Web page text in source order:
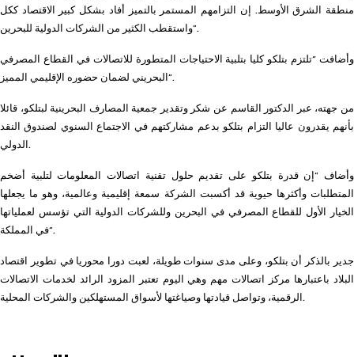
منطقة الشرق الأوسط. إن التزامهم المستمر بالتميز أفاد بشكل كبير الاقتصاد ككل
واستقطب الكثير من الشركات الدولية للبحرين”.
وأضافت “تلتزم بتلكو كليا بتلبية الاحتياجات المتطورة للاتصالات في القطاع المصرفي
البحريني لضمان حضوره الإقليمي المميز”.
من جهته، عبر الدكتور القاسم عن شكر وتقدير جمعية المصارف البحرينية لبتلكو، قائلا
بأنهم يقدرون عاليا التزام بتلكو بدعم مشاركتهم في الاجتماع السنوي لصندوق النقد
الدولي.
وأضاف “إن قدرة بتلكو على تقديم حلول تقنية اتصالات المعلومات لتلبية أضخم
المتطلبات وأكثرها حيوية قد أكسبت الشركة سمعة إقليمية وعالمية، وهو ما يجعلها
الخيار الأول للقطاع المصرفي في البحرين وللشركات الدولية التي تؤسس لعملياتها
في المملكة”.
جدير بالذكر أن بتلكو، وعلى مدى سنوات طويلة، لعبت دورا محوريا في تطوير اقتصاد
البلاد باعتبارها مركز اتصالات مهم وهي اليوم تعتبر المزود الرائد لخدمات الاتصالات
الرقمية، وتواصل قيادتها وصياغتها لأسواق المستهلكين والشركات المحلية.